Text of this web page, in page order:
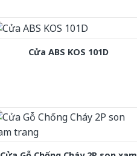
Cửa ABS KOS 101D